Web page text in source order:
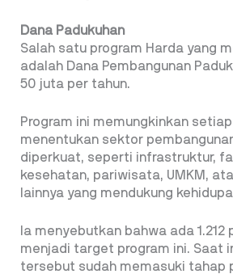
Dana Padukuhan
Salah satu program Harda yang
adalah Dana Pembangunan
50 juta per tahun.
Program ini memungkinkan
menentukan sektor
diperkuat, seperti infrastruktur,
kesehatan, pariwisata, UMKM,
lainnya yang mendukung
Ia menyebutkan bahwa ada 1.212
menjadi target program ini. Saat
tersebut sudah memasuki tahap